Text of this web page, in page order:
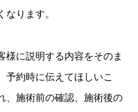
ります。
様に説明する内容をそのま
予約時に伝えてほしいこ
、施術前の確認、施術後の